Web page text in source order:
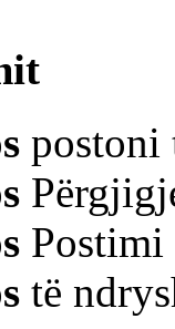
postoni
Postimi
të